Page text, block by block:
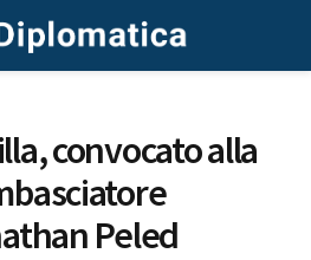
convocato alla
Peled